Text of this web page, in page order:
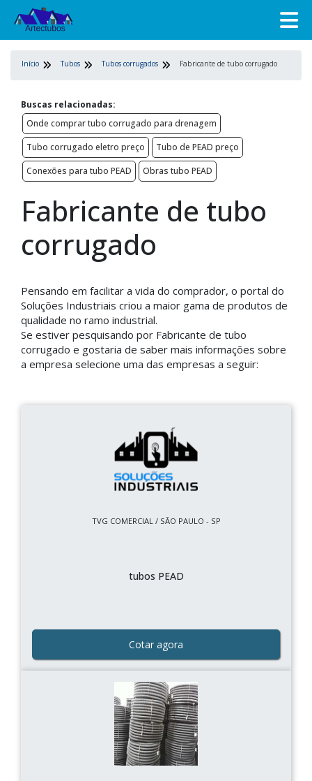
Início Tubos Tubos corrugados Fabricante de tubo corrugado
Buscas relacionadas:
Onde comprar tubo corrugado para drenagem
Tubo corrugado eletro preço
Tubo de PEAD preço
Conexões para tubo PEAD
Obras tubo PEAD
Fabricante de tubo
corrugado
Pensando em facilitar a vida do comprador, o portal do
Soluções Industriais criou a maior gama de produtos de
qualidade no ramo industrial.
Se estiver pesquisando por Fabricante de tubo
corrugado e gostaria de saber mais informações sobre
a empresa selecione uma das empresas a seguir:
TVG COMERCIAL / SÃO PAULO - SP
tubos PEAD
Cotar agora